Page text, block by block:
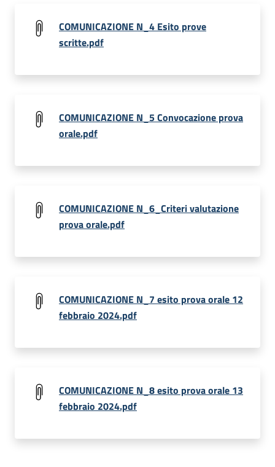
COMUNICAZIONE N_4 Esito prove
scritte.pdf
COMUNICAZIONE N_5 Convocazione prova
orale.pdf
COMUNICAZIONE N_6_Criteri valutazione
prova orale.pdf
COMUNICAZIONE N_7 esito prova orale 12
febbraio 2024.pdf
COMUNICAZIONE N_8 esito prova orale 13
febbraio 2024.pdf